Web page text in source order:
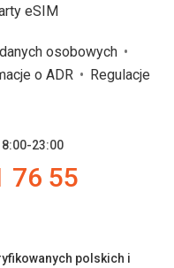
eSIM
osobowych
o ADR
Regulacje
23:00
76 55
polskich i